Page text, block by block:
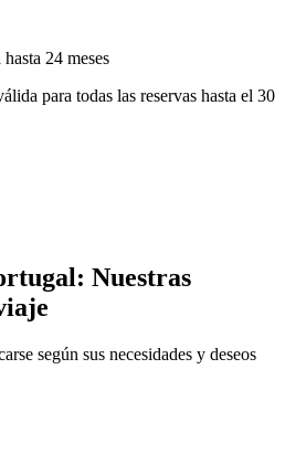
24 meses
para todas las reservas hasta el 30
Nuestras
según sus necesidades y deseos